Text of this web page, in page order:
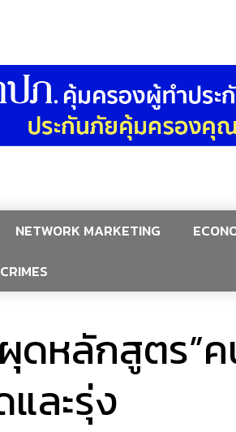
NETWORK MARKETING
CRIMES
ดหลักสูตร”
ละรุ่ง